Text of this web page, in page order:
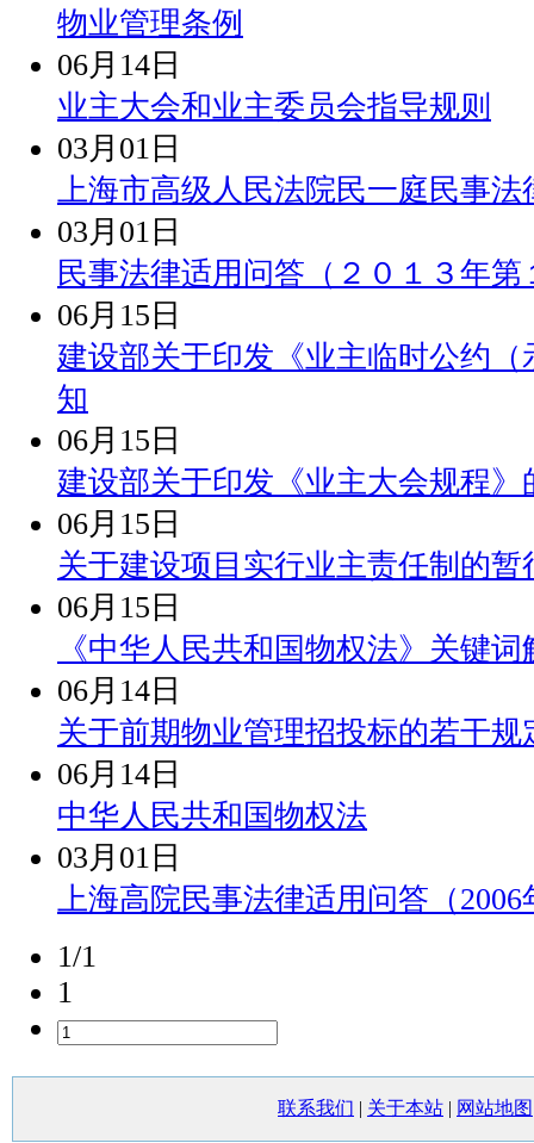
物业管理条例
06月14日
业主大会和业主委员会指导规则
03月01日
上海市高级人民法院民一庭民事法
03月01日
民事法律适用问答（２０１３年第
06月15日
建设部关于印发《业主临时公约
知
06月15日
建设部关于印发《业主大会规程》
06月15日
关于建设项目实行业主责任制的暂
06月15日
《中华人民共和国物权法》关键词
06月14日
关于前期物业管理招投标的若干规
06月14日
中华人民共和国物权法
03月01日
上海高院民事法律适用问答（2006
1/1
1
联系我们 | 关于本站 | 网站地图